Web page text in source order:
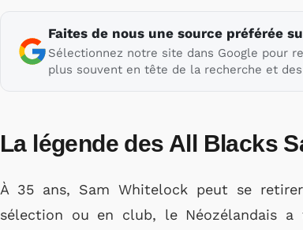
Faites de nous une source préférée
Sélectionnez notre site dans Google pour
plus souvent en tête de la recherche et
La légende des All Blacks
À 35 ans, Sam Whitelock peut se
sélection ou en club, le Néozélandais